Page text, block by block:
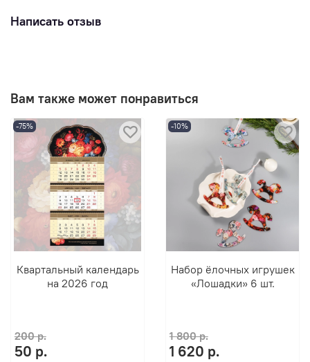
Написать отзыв
Вам также может понравиться
-75%
Квартальный календарь
на 2026 год
200 р.
50 р.
-10%
Набор ёлочных игрушек
«Лошадки» 6 шт.
1 800 р.
1 620 р.